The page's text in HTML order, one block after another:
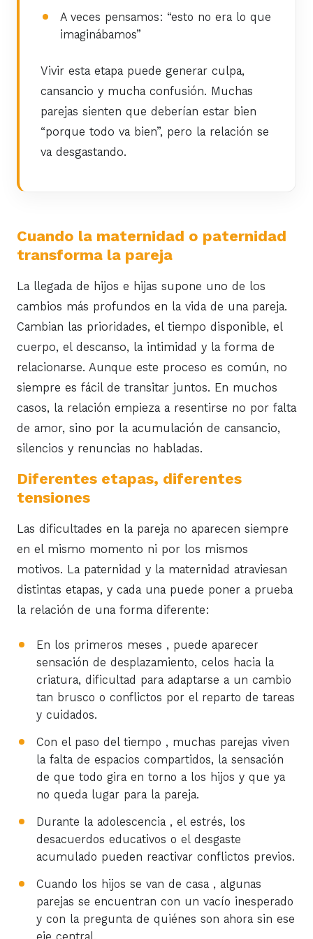
A veces pensamos: “esto no era lo que
imaginábamos”
Vivir esta etapa puede generar culpa,
cansancio y mucha confusión. Muchas
parejas sienten que deberían estar bien
“porque todo va bien”, pero la relación se
va desgastando.
Cuando la maternidad o paternidad
transforma la pareja
La llegada de hijos e hijas supone uno de los
cambios más profundos en la vida de una pareja.
Cambian las prioridades, el tiempo disponible, el
cuerpo, el descanso, la intimidad y la forma de
relacionarse. Aunque este proceso es común, no
siempre es fácil de transitar juntos. En muchos
casos, la relación empieza a resentirse no por falta
de amor, sino por la acumulación de cansancio,
silencios y renuncias no habladas.
Diferentes etapas, diferentes
tensiones
Las dificultades en la pareja no aparecen siempre
en el mismo momento ni por los mismos
motivos. La paternidad y la maternidad atraviesan
distintas etapas, y cada una puede poner a prueba
la relación de una forma diferente:
En los primeros meses , puede aparecer
sensación de desplazamiento, celos hacia la
criatura, dificultad para adaptarse a un cambio
tan brusco o conflictos por el reparto de tareas
y cuidados.
Con el paso del tiempo , muchas parejas viven
la falta de espacios compartidos, la sensación
de que todo gira en torno a los hijos y que ya
no queda lugar para la pareja.
Durante la adolescencia , el estrés, los
desacuerdos educativos o el desgaste
acumulado pueden reactivar conflictos previos.
Cuando los hijos se van de casa , algunas
parejas se encuentran con un vacío inesperado
y con la pregunta de quiénes son ahora sin ese